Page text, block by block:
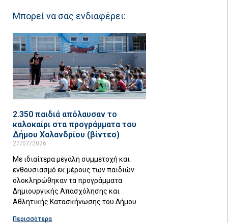
Μπορεί να σας ενδιαφέρει:
2.350 παιδιά απόλαυσαν το
καλοκαίρι στα προγράμματα του
Δήμου Χαλανδρίου (βίντεο)
27/07/2026
Με ιδιαίτερα μεγάλη συμμετοχή και
ενθουσιασμό εκ μέρους των παιδιών
ολοκληρώθηκαν τα προγράμματα
Δημιουργικής Απασχόλησης και
Αθλητικής Κατασκήνωσης του Δήμου
Περισσότερα